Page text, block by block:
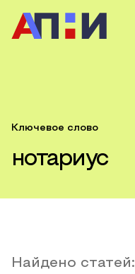
Ключевое слово
нотариус
Найдено статей: